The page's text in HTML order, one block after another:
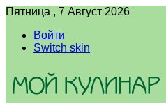
Пятница , 7 Август 2026
Войти
Switch skin